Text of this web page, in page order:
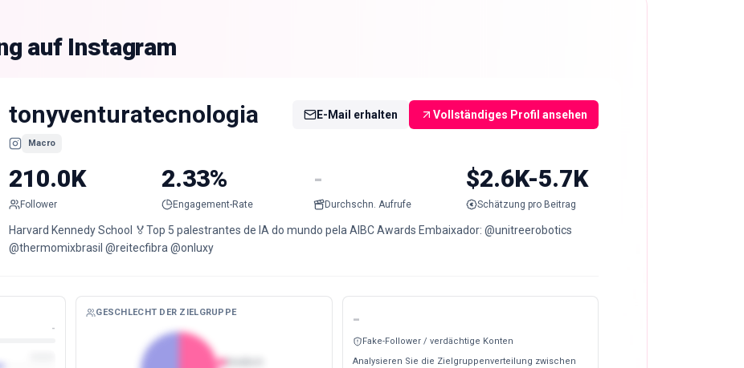
auf Instagram
tonyventuratecnologia
Macro
E-Mail erhalten Vollständiges Profil ansehen
210.0K
Follower
2.33%
Engagement-Rate
-
Durchschn. Aufrufe
$2.6K-5.7K
Schätzung pro Beitrag
Harvard Kennedy School 🏅Top 5 palestrantes de IA do mundo pela AIBC Awards Embaixador: @unitreerobotics
@thermomixbrasil @reitecfibra @onluxy
-
GESCHLECHT DER ZIELGRUPPE -
Fake-Follower / verdächtige Konten
Analysieren Sie die Zielgruppenverteilung zwischen